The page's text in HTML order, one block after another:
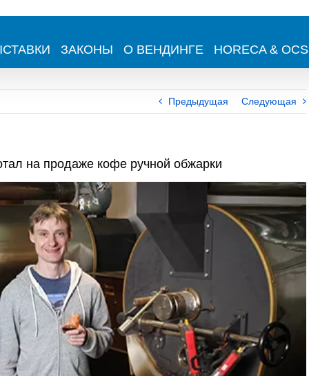
ЗАКОНЫ О ВЕНДИНГЕ HORECA & OCS
Предыдущая Следующая
на продаже кофе ручной обжарки